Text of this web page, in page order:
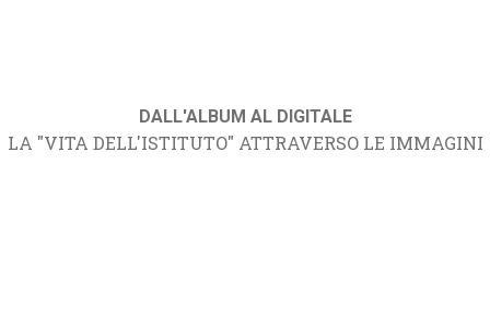
DALL'ALBUM AL DIGITALE
LA "VITA DELL'ISTITUTO" ATTRAVERSO LE IMMAGINI